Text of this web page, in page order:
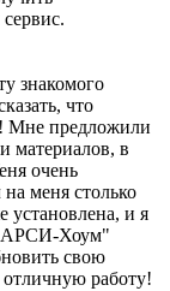
знакомого
что
Мне предложили
материалов, в
очень
меня столько
установлена, и я
"АРСИ-Хоум"
свою
работу!